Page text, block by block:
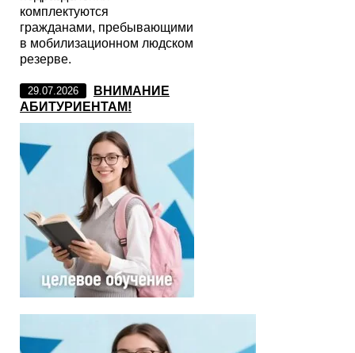
комплектуются
гражданами, пребывающими
в мобилизационном людском
резерве.
29.07.2026
ВНИМАНИЕ
АБИТУРИЕНТАМ!